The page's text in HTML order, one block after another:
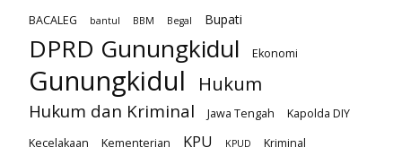
BACALEG bantul BBM Begal Bupati
DPRD Gunungkidul Ekonomi
Gunungkidul Hukum
Hukum dan Kriminal Jawa Tengah
Kapolda DIY
Kecelakaan
Kementerian KPU KPUD
Kriminal